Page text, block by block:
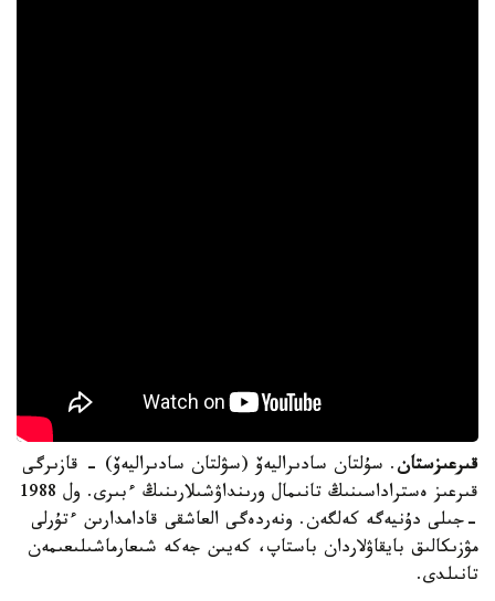
قىرعىزستان. سۇلتان سادىراليەۆ (سۋلتان سادىراليەۆ) - قازىرگى
قىرعىز ەستراداسىنىڭ تانىمال ورىنداۋشىلارىنىڭ ءبىرى. ول 1988
-جىلى دۇنيەگە كەلگەن. ونەردەگى العاشقى قادامدارىن ءتۇرلى
مۋزىكالىق بايقاۋلاردان باستاپ، كەيىن جەكە شىعارماشىلىعىمەن
تانىلدى.